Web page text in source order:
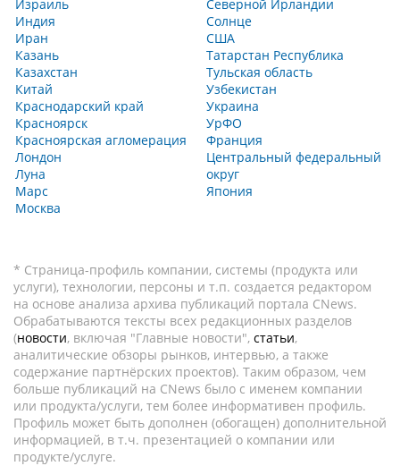
Израиль
Индия
Иран
Казань
Казахстан
Китай
Краснодарский край
Красноярск
Красноярская агломерация
Лондон
Луна
Марс
Москва
Северной Ирландии
Солнце
США
Татарстан Республика
Тульская область
Узбекистан
Украина
УрФО
Франция
Центральный федеральный
округ
Япония
* Страница-профиль компании, системы (продукта или
услуги), технологии, персоны и т.п. создается редактором
на основе анализа архива публикаций портала CNews.
Обрабатываются тексты всех редакционных разделов
(новости, включая "Главные новости", статьи,
аналитические обзоры рынков, интервью, а также
содержание партнёрских проектов). Таким образом, чем
больше публикаций на CNews было с именем компании
или продукта/услуги, тем более информативен профиль.
Профиль может быть дополнен (обогащен) дополнительной
информацией, в т.ч. презентацией о компании или
продукте/услуге.